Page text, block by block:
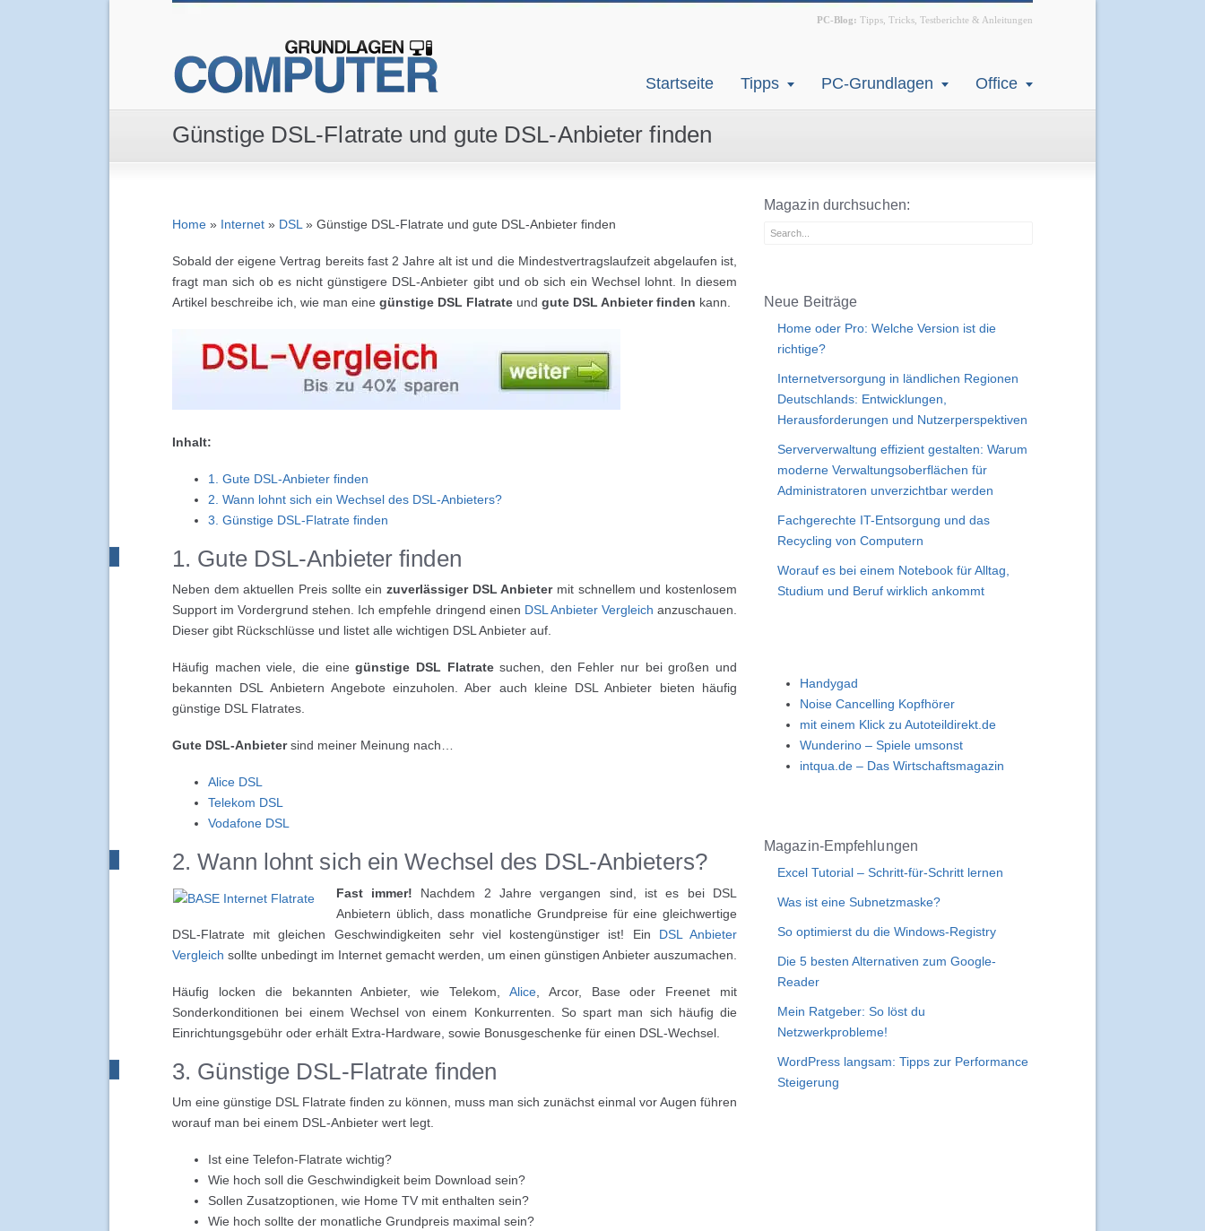
PC-Blog: Tipps, Tricks, Testberichte & Anleitungen
Startseite Tipps PC-Grundlagen Office
Günstige DSL-Flatrate und gute DSL-Anbieter finden
Home » Internet » DSL » Günstige DSL-Flatrate und gute DSL-Anbieter finden
Sobald der eigene Vertrag bereits fast 2 Jahre alt ist und die Mindestvertragslaufzeit abgelaufen ist,
fragt man sich ob es nicht günstigere DSL-Anbieter gibt und ob sich ein Wechsel lohnt. In diesem
Artikel beschreibe ich, wie man eine günstige DSL Flatrate und gute DSL Anbieter finden kann.
Inhalt:
1. Gute DSL-Anbieter finden
2. Wann lohnt sich ein Wechsel des DSL-Anbieters?
3. Günstige DSL-Flatrate finden
1. Gute DSL-Anbieter finden
Neben dem aktuellen Preis sollte ein zuverlässiger DSL Anbietermit schnellem und kostenlosem
Support im Vordergrund stehen. Ich empfehle dringend einen DSL Anbieter Vergleich anzuschauen.
Dieser gibt Rückschlüsse und listet alle wichtigen DSL Anbieter auf.
Häufig machen viele, die einegünstige DSL Flatratesuchen, den Fehler nur bei großen und
bekannten DSL Anbietern Angebote einzuholen. Aber auch kleine DSL Anbieter bieten häufig
günstige DSL Flatrates.
Gute DSL-Anbietersind meiner Meinung nach…
Alice DSL
Telekom DSL
Vodafone DSL
2. Wann lohnt sich ein Wechsel des DSL-Anbieters?
Fast immer! Nachdem 2 Jahre vergangen sind, ist es bei DSL
Anbietern üblich, dass monatliche Grundpreise für eine gleichwertige
DSL-Flatrate mit gleichen Geschwindigkeiten sehr viel kostengünstiger ist! Ein DSL Anbieter
Vergleich sollte unbedingt im Internet gemacht werden, um einen günstigen Anbieter auszumachen.
Häufig locken die bekannten Anbieter, wie Telekom, Alice, Arcor, Base oder Freenet mit
Sonderkonditionen bei einem Wechsel von einem Konkurrenten. So spart man sich häufig die
Einrichtungsgebühr oder erhält Extra-Hardware, sowie Bonusgeschenke für einen DSL-Wechsel.
3. Günstige DSL-Flatrate finden
Um eine günstige DSL Flatrate finden zu können, muss man sich zunächst einmal vor Augen führen
worauf man bei einem DSL-Anbieter wert legt.
Ist eine Telefon-Flatrate wichtig?
Wie hoch soll die Geschwindigkeit beim Download sein?
Sollen Zusatzoptionen, wie Home TV mit enthalten sein?
Wie hoch sollte der monatliche Grundpreis maximal sein?
Magazin durchsuchen:
Neue Beiträge
Home oder Pro: Welche Version ist die
richtige?
Internetversorgung in ländlichen Regionen
Deutschlands: Entwicklungen,
Herausforderungen und Nutzerperspektiven
Serververwaltung effizient gestalten: Warum
moderne Verwaltungsoberflächen für
Administratoren unverzichtbar werden
Fachgerechte IT-Entsorgung und das
Recycling von Computern
Worauf es bei einem Notebook für Alltag,
Studium und Beruf wirklich ankommt
Handygad
Noise Cancelling Kopfhörer
mit einem Klick zu Autoteildirekt.de
Wunderino – Spiele umsonst
intqua.de – Das Wirtschaftsmagazin
Magazin-Empfehlungen
Excel Tutorial – Schritt-für-Schritt lernen
Was ist eine Subnetzmaske?
So optimierst du die Windows-Registry
Die 5 besten Alternativen zum Google-
Reader
Mein Ratgeber: So löst du
Netzwerkprobleme!
WordPress langsam: Tipps zur Performance
Steigerung